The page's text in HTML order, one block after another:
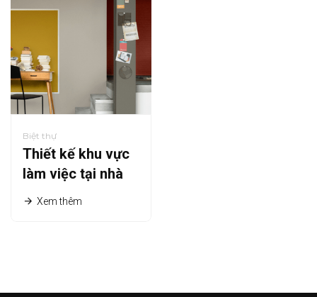
Biệt thự
Thiết kế khu vực
làm việc tại nhà
bạnXem thêm